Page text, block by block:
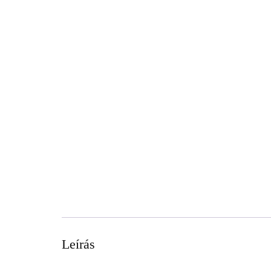
Leírás